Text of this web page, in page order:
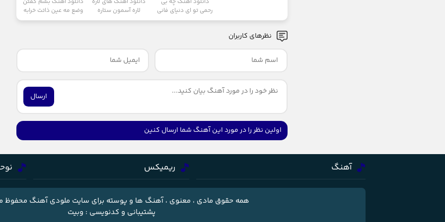
رحمی تو ای دنیای فانی
لاره آسمون ستاره
وضع مه عین ذاتت خرابه
نظرهای کاربران
ارسال
اولین نظر را در مورد این آهنگ شما ارسال کنین
آهنگ ریمیکس
همه حقوق مادی ، معنوی ، آهنگ ها و پوسته برای سایت ملودی آهنگ محفوظ
پشتیبانی و کدنویسی : وبیت